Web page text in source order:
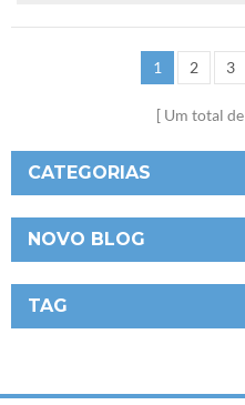
1 2 3
Um total de
CATEGORIAS
NOVO BLOG
TAG